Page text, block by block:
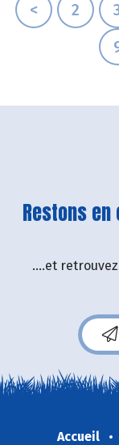
< 2
Restons
....et
Accueil